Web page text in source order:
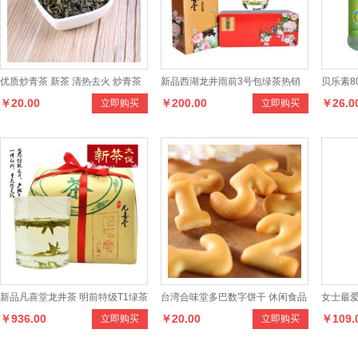
优质炒青茶 新茶 清热去火 炒青茶
绿茶 茶叶 立即购买
￥20.00
新品西湖龙井雨前3号包绿茶热销
250克罐装正宗茶叶 立即购买
￥200.00
贝乐素
营养米
￥
新品凡喜堂龙井茶 明前特级T1绿茶
250克纸包装茶叶 立即购买
￥936.00
台湾合味堂多巴数字饼干 休闲食品
零食 立即购买
￥20.00
女士最
堡 - 新
￥